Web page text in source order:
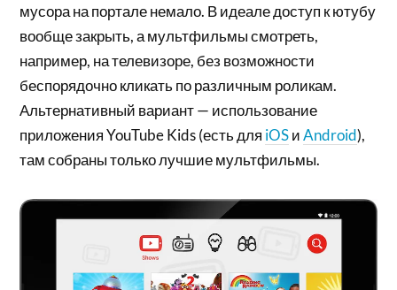
мусора на портале немало. В идеале доступ к ютубу
вообще закрыть, а мультфильмы смотреть,
например, на телевизоре, без возможности
беспорядочно кликать по различным роликам.
Альтернативный вариант — использование
приложения YouTube Kids (есть для iOSиAndroid),
там собраны только лучшие мультфильмы.